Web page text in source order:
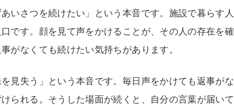
いさつを続けたい」という本音です。施設で暮らす人
です。顔を見て声をかけることが、その人の存在を確
がなくても続けたい気持ちがあります。
見失う」という本音です。毎日声をかけても返事がな
られる。そうした場面が続くと、自分の言葉が届いて